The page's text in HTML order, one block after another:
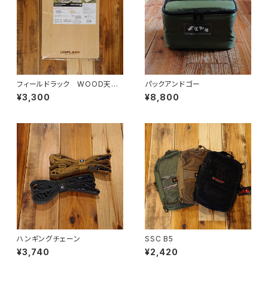
フィールドラック WOOD天
板 ハーフ
¥3,300
パックアンドゴー
¥8,800
ハンギングチェーン
¥3,740
SSC B5
¥2,420